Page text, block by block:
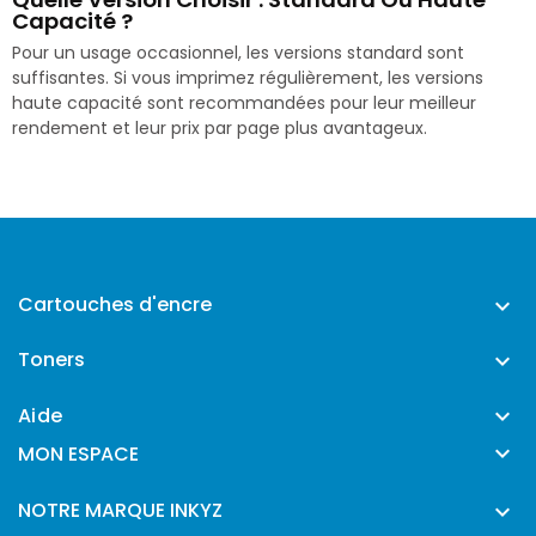
Capacité ?
Pour un usage occasionnel, les versions standard sont
suffisantes. Si vous imprimez régulièrement, les versions
haute capacité sont recommandées pour leur meilleur
rendement et leur prix par page plus avantageux.
Cartouches d'encre 
Toners 
Aide 
MON ESPACE 
NOTRE MARQUE INKYZ 